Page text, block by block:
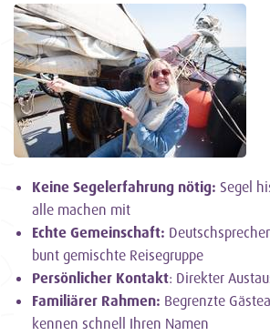
Keine Segelerfahrung nötig: Segel
alle machen mit
Echte Gemeinschaft:
bunt gemischte Reisegruppe
Persönlicher Kontakt: Direkter
Familiärer Rahmen: Begrenzte
kennen schnell Ihren Namen